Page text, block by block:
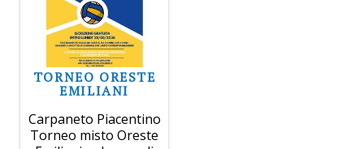
TORNEO ORESTE
EMILIANI
Carpaneto Piacentino
Torneo misto Oreste